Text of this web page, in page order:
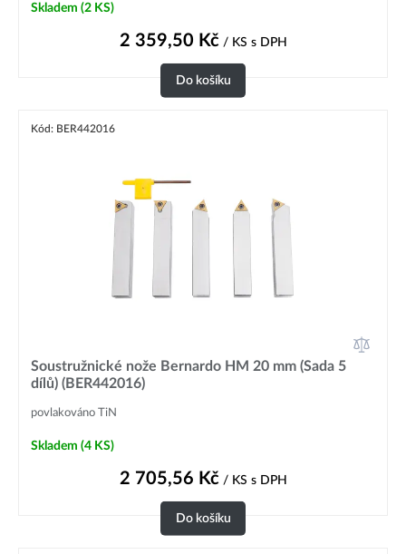
Skladem (2 KS)
2 359,50 Kč/ KS s DPH
Do košíku
Kód: BER442016
Soustružnické nože Bernardo HM 20 mm (Sada 5
dílů) (BER442016)
povlakováno TiN
Skladem (4 KS)
2 705,56 Kč/ KS s DPH
Do košíku